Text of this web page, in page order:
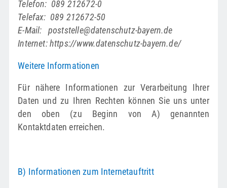
Telefon: 089 212672-0
Telefax: 089 212672-50
E-Mail: poststelle@datenschutz-bayern.de
Internet: https://www.datenschutz-bayern.de/
Weitere Informationen
Für nähere Informationen zur Verarbeitung Ihrer
Daten und zu Ihren Rechten können Sie uns unter
den oben (zu Beginn von A) genannten
Kontaktdaten erreichen.
B) Informationen zum Internetauftritt